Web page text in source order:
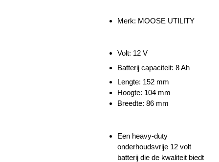
Merk: MOOSE UTILITY
Volt: 12 V
Batterij capaciteit: 8 Ah
Lengte: 152 mm
Hoogte: 104 mm
Breedte: 86 mm
Een heavy-duty
onderhoudsvrije 12 volt
batterij die de kwaliteit biedt